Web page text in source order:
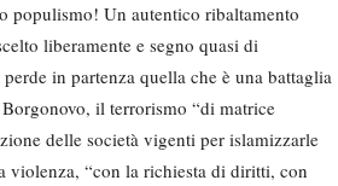
populismo! Un autentico ribaltamento
liberamente e segno quasi di
in partenza quella che è una battaglia
il terrorismo “di matrice
delle società vigenti per islamizzarle
violenza, “con la richiesta di diritti, con